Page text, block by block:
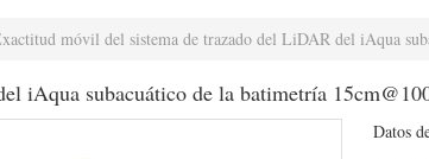
móvil del sistema de trazado del LiDAR del iAqua
iAqua subacuático de la batimetría
Datos